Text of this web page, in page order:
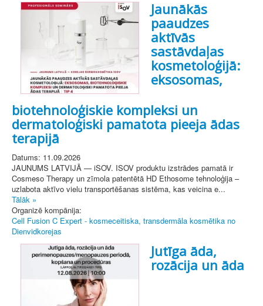
Jaunākās
paaudzes
aktīvās
sastāvdaļas
kosmetoloģijā:
eksosomas,
biotehnoloģiskie kompleksi un
dermatoloģiski pamatota pieeja ādas
terapijā
Datums: 11.09.2026
JAUNUMS LATVIJĀ — iSOV. ISOV produktu izstrādes pamatā ir
Cosmeso Therapy un zīmola patentētā HD Ethosome tehnoloģija –
uzlabota aktīvo vielu transportēšanas sistēma, kas veicina e...
Tālāk »
Organizē kompānija:
Cell Fusion C Expert - kosmeceitiska, transdermāla kosmētika no
Dienvidkorejas
Jutīga āda,
rozācija un āda